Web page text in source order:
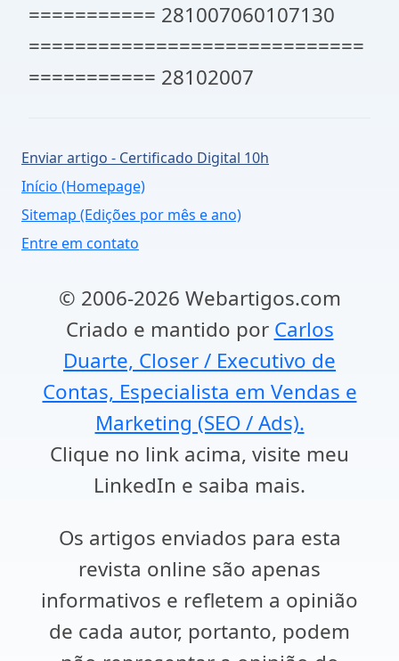
=========== 281007060107130
=============================
=========== 28102007
Enviar artigo - Certificado Digital 10h
Início (Homepage)
Sitemap (Edições por mês e ano)
Entre em contato
© 2006-2026 Webartigos.com
Criado e mantido por Carlos
Duarte, Closer / Executivo de
Contas, Especialista em Vendas e
Marketing (SEO / Ads).
Clique no link acima, visite meu
LinkedIn e saiba mais.
Os artigos enviados para esta
revista online são apenas
informativos e refletem a opinião
de cada autor, portanto, podem